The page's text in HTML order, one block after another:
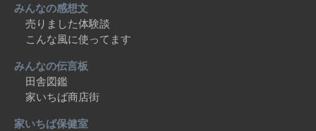
みんなの感想文
売りました体験談
こんな風に使ってます
みんなの伝言板
田舎図鑑
家いちば商店街
家いちば保健室